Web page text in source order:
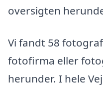
oversigten
Vi fandt 58
fotofirma eller
herunder. I hele